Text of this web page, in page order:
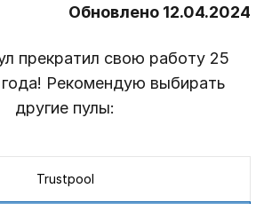
Обновлено 12.04.2024
прекратил свою работу 25
Рекомендую выбирать
другие пулы:
Trustpool